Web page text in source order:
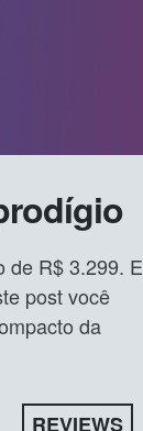
de R$ 3.299. E
post você
da
REVIEWS